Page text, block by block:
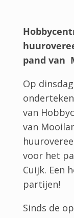
pand van
Op
van
van
voor het
Cuijk. Een
partijen!
Sinds de